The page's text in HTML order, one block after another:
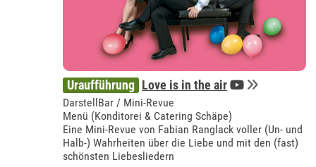
Uraufführung Love is in the air
DarstellBar / Mini-Revue
Menü (Konditorei & Catering Schäpe)
Eine Mini-Revue von Fabian Ranglack voller (Un- und
Halb-) Wahrheiten über die Liebe und mit den (fast)
schönsten Liebesliedern